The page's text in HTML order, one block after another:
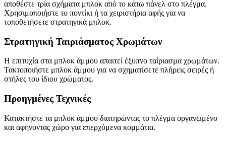
αποθέστε τρία σχήματα μπλοκ από το κάτω πάνελ στο πλέγμα.
Χρησιμοποιήστε το ποντίκι ή τα χειριστήρια αφής για να
τοποθετήσετε στρατηγικά μπλοκ.
Στρατηγική Ταιριάσματος Χρωμάτων
Η επιτυχία στα μπλοκ άμμου απαιτεί έξυπνο ταίριασμα χρωμάτων.
Τακτοποιήστε μπλοκ άμμου για να σχηματίσετε πλήρεις σειρές ή
στήλες του ίδιου χρώματος.
Προηγμένες Τεχνικές
Κατακτήστε τα μπλοκ άμμου διατηρώντας το πλέγμα οργανωμένο
και αφήνοντας χώρο για επερχόμενα κομμάτια.